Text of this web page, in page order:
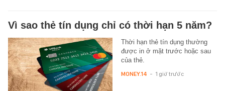
Vì sao thẻ tín dụng chỉ có thời hạn 5 năm?
Thời hạn thẻ tín dụng thường
được in ở mặt trước hoặc sau
của thẻ.
MONEY.14 - 1 giờ trước